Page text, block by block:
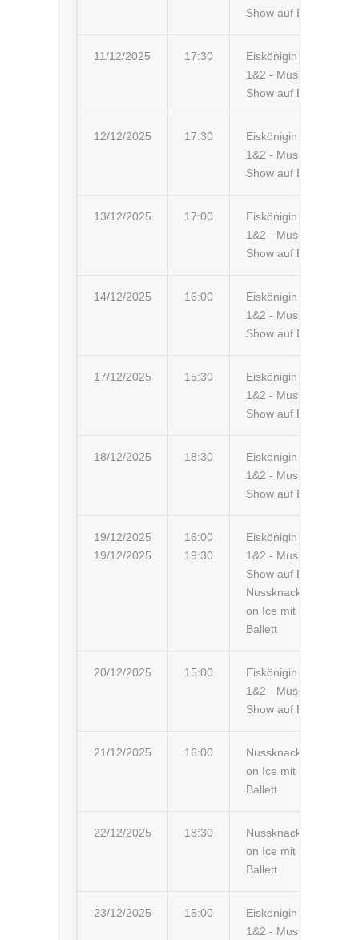
Show auf Eis
11/12/2025 17:30
Eiskönigin
1&2 - Musik-
Show auf Eis
12/12/2025 17:30
Eiskönigin
1&2 - Musik-
Show auf Eis
13/12/2025 17:00
Eiskönigin
1&2 - Musik-
Show auf Eis
14/12/2025 16:00
Eiskönigin
1&2 - Musik-
Show auf Eis
17/12/2025 15:30
Eiskönigin
1&2 - Musik-
Show auf Eis
18/12/2025 18:30
Eiskönigin
1&2 - Musik-
Show auf Eis
19/12/2025
19/12/2025
16:00
19:30
Eiskönigin
1&2 - Musik-
Show auf Eis
Nussknacker
on Ice mit
Ballett
20/12/2025 15:00
Eiskönigin
1&2 - Musik-
Show auf Eis
21/12/2025 16:00
Nussknacker
on Ice mit
Ballett
22/12/2025 18:30
Nussknacker
on Ice mit
Ballett
23/12/2025 15:00
Eiskönigin
1&2 - Musik-